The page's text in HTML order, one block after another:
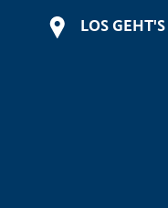
LOS GEHT'S